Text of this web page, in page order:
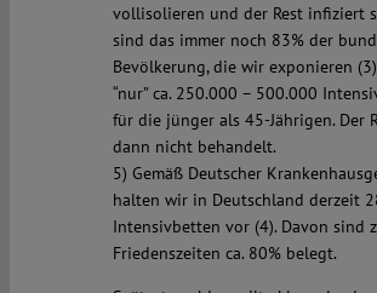
vollisolieren und der Rest infiziert
sind das immer noch 83% der
Bevölkerung, die wir exponieren
“nur” ca. 250.000 – 500.000
für die jünger als 45-Jährigen. Der
dann nicht behandelt.
5) Gemäß Deutscher
halten wir in Deutschland derzeit
Intensivbetten vor (4). Davon sind
Friedenszeiten ca. 80% belegt.